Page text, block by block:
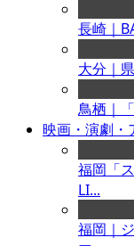
長崎｜
大分｜
鳥栖｜
映画・演劇・
福岡「
LI...
福岡｜